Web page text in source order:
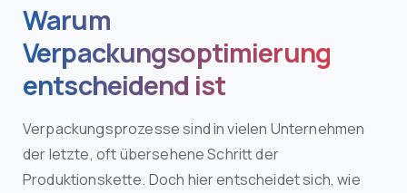
Warum
Verpackungsoptimierung
entscheidend ist
Verpackungsprozesse sind in vielen Unternehmen
der letzte, oft übersehene Schritt der
Produktionskette. Doch hier entscheidet sich, wie